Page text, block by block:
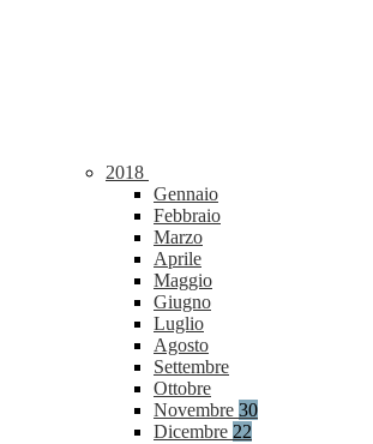
2018
Gennaio
Febbraio
Marzo
Aprile
Maggio
Giugno
Luglio
Agosto
Settembre
Ottobre
Novembre 30
Dicembre 22